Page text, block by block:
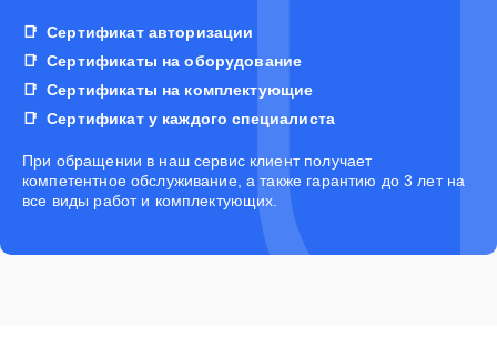
Сертификат авторизации
Сертификаты на оборудование
Сертификаты на комплектующие
Сертификат у каждого специалиста
При обращении в наш сервис клиент получает
компетентное обслуживание, а также гарантию до 3 лет на
все виды работ и комплектующих.